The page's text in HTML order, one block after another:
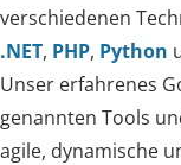
verschiedenen
.NET, PHP, Python
Unser erfahrenes
genannten Tools
agile, dynamische